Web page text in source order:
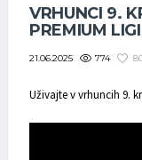
VRHUNCI 9.
PREMIUM
21.06.2025 774
Uživajte v vrhuncih 9.